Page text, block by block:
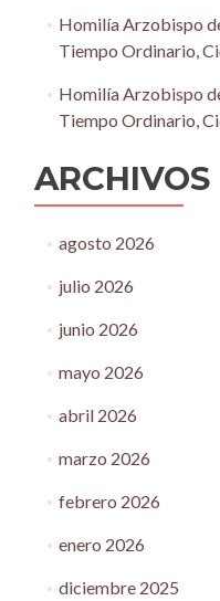
Homilía Arzobispo
Tiempo Ordinario,
Homilía Arzobispo
Tiempo Ordinario,
ARCHIVOS
agosto 2026
julio 2026
junio 2026
mayo 2026
abril 2026
marzo 2026
febrero 2026
enero 2026
diciembre 2025